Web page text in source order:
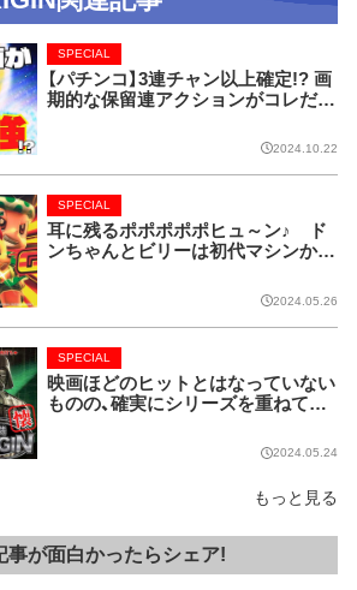
【パチンコ】3連チャン以上確定!? 画
期的な保留連アクションがコレだ!
SPECIAL
2024.10.22
耳に残るポポポポポヒュ～ン♪ ド
ンちゃんとビリーは初代マシンから
SPECIAL
2024.05.26
映画ほどのヒットとはなっていない
ものの、確実にシリーズを重ねてい
SPECIAL
2024.05.24
もっと見る
事が面白かったらシェア!